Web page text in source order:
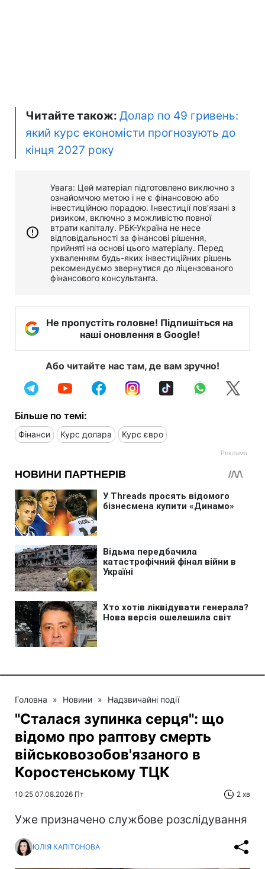
Читайте також: Долар по 49 гривень:
який курс економісти прогнозують до
кінця 2027 року
Увага: Цей матеріал підготовлено виключно з
ознайомчою метою і не є фінансовою або
інвестиційною порадою. Інвестиції пов’язані з
ризиком, включно з можливістю повної
втрати капіталу. РБК-Україна не несе
відповідальності за фінансові рішення,
прийняті на основі цього матеріалу. Перед
ухваленням будь-яких інвестиційних рішень
рекомендуємо звернутися до ліцензованого
фінансового консультанта.
Не пропустіть головне! Підпишіться на
наші оновлення в Google!
Або читайте нас там, де вам зручно!
Більше по темі:
Фінанси Курс долара Курс євро
Головна » Новини » Надзвичайні події
"Сталася зупинка серця": що
відомо про раптову смерть
військовозобов'язаного в
Коростенському ТЦК
10:25 07.08.2026 Пт 2 хв
Уже призначено службове розслідування
ЮЛІЯ КАПІТОНОВА